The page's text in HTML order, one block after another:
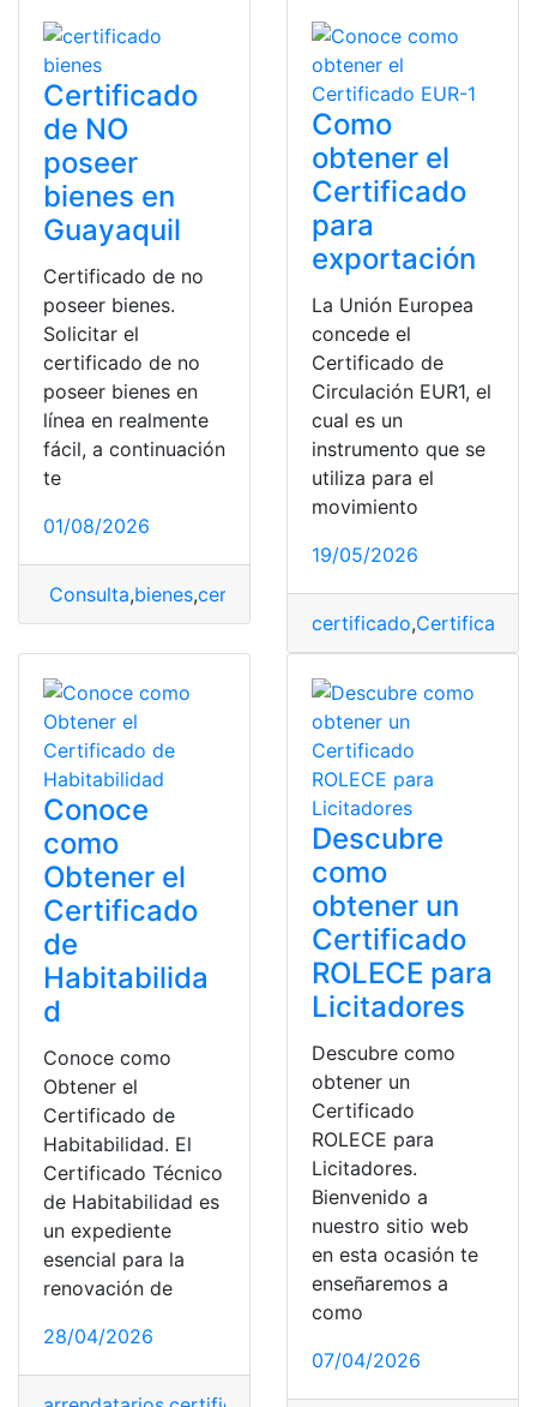
Certificado
de NO
poseer
bienes en
Guayaquil
Certificado de no
poseer bienes.
Solicitar el
certificado de no
poseer bienes en
línea en realmente
fácil, a continuación
te
01/08/2026
Consulta,bienes,certificado,Guayaquil,no poseer
Como
obtener el
Certificado
para
exportación
La Unión Europea
concede el
Certificado de
Circulación EUR1, el
cual es un
instrumento que se
utiliza para el
movimiento
19/05/2026
certificado,Certificados
Conoce
como
Obtener el
Certificado
de
Habitabilida
d
Conoce como
Obtener el
Certificado de
Habitabilidad. El
Certificado Técnico
de Habitabilidad es
un expediente
esencial para la
renovación de
28/04/2026
Descubre
como
obtener un
Certificado
ROLECE para
Licitadores
Descubre como
obtener un
Certificado
ROLECE para
Licitadores.
Bienvenido a
nuestro sitio web
en esta ocasión te
enseñaremos a
como
07/04/2026